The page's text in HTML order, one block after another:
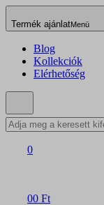
Termék ajánlatMenü
Blog
Kollekciók
Elérhetőség
0
00 Ft